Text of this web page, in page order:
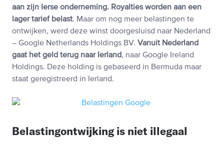
aan zijn Ierse onderneming. Royalties worden aan een
lager tarief belast. Maar om nog meer belastingen te
ontwijken, werd deze winst doorgesluisd naar Nederland
– Google Netherlands Holdings BV. Vanuit Nederland
gaat het geld terug naar Ierland, naar Google Ireland
Holdings. Deze holding is gebaseerd in Bermuda maar
staat geregistreerd in Ierland.
Belastingontwijking is niet illegaal